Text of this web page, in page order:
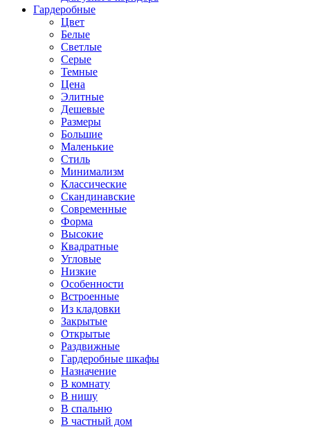
Гардеробные
Цвет
Белые
Светлые
Серые
Темные
Цена
Элитные
Дешевые
Размеры
Большие
Маленькие
Стиль
Минимализм
Классические
Скандинавские
Современные
Форма
Высокие
Квадратные
Угловые
Низкие
Особенности
Встроенные
Из кладовки
Закрытые
Открытые
Раздвижные
Гардеробные шкафы
Назначение
В комнату
В нишу
В спальню
В частный дом